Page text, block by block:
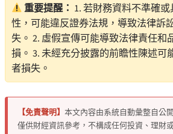
重要提醒： 1. 若財務資料不準確
性，可能違反證券法規，導致法律訴
失。 2. 虛假宣傳可能導致法律責任和
損。 3. 未經充分披露的前瞻性陳述可
者損失。
【免責聲明】 本文內容由系統自動彙整自公
僅供財經資訊參考，不構成任何投資、理財